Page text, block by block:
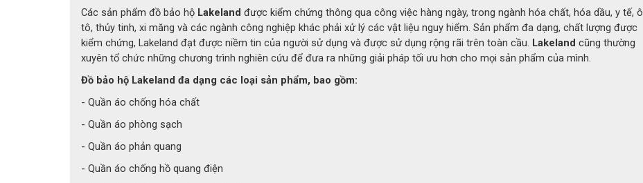
● Túi chèn chống nước giúp cho tay khô ráo thoải mái
● Tính năng sản phẩm: Khả năng chịu nhiệt và chống cháy, khả năng chống cắt.
● Tiêu chuẩn sản phẩm: CE EN659, EN388, EN407
Mô tả găng tay phòng cháy Lakeland 7993
Găng tay phòng cháy Lakeland
+ Lớp ngoài cùng làm bằng chất liệu da bò chất lượng cao.
+ Lớp ở giữa là túi chèn chống nước để giữ cho tay khô ráo, thấm hút mồ hôi.
Các sản phẩm đồ bảo hộ Lakeland được kiểm chứng thông qua công việc hàng ngày, trong ngành hóa chất, hóa dầu, y tế, ô
tô, thủy tinh, xi măng và các ngành công nghiệp khác phải xử lý các vật liệu nguy hiểm. Sản phẩm đa dạng, chất lượng được
kiểm chứng, Lakeland đạt được niềm tin của người sử dụng và được sử dụng rộng rãi trên toàn cầu. Lakeland cũng thường
xuyên tổ chức những chương trình nghiên cứu để đưa ra những giải pháp tối ưu hơn cho mọi sản phẩm của mình.
Đồ bảo hộ Lakeland đa dạng các loại sản phẩm, bao gồm:
- Quần áo chống hóa chất
- Quần áo phòng sạch
- Quần áo phản quang
- Quần áo chống hồ quang điện